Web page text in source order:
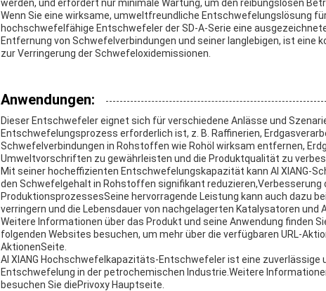
werden, und erfordert nur minimale Wartung, um den reibungslosen
Wenn Sie eine wirksame, umweltfreundliche Entschwefelungslösung
hochschwefelfähige Entschwefeler der SD-A-Serie eine
Entfernung von Schwefelverbindungen und seiner langlebigen, ist
zur Verringerung der Schwefeloxidemissionen.
Anwendungen:
Dieser Entschwefeler eignet sich für verschiedene Anlässe und
Entschwefelungsprozess erforderlich ist, z. B. Raffinerien,
Schwefelverbindungen in Rohstoffen wie Rohöl wirksam entfernen,
Umweltvorschriften zu gewährleisten und die Produktqualität zu
Mit seiner hocheffizienten Entschwefelungskapazität kann AI XIANG-
den Schwefelgehalt in Rohstoffen signifikant reduzieren,Verbesserung
ProduktionsprozessesSeine hervorragende Leistung kann auch dazu
verringern und die Lebensdauer von nachgelagerten Katalysatoren und
Weitere Informationen über das Produkt und seine Anwendung finden
folgenden Websites besuchen, um mehr über die verfügbaren URL-
AktionenSeite.
AI XIANG Hochschwefelkapazitäts-Entschwefeler ist eine zuverlässige
Entschwefelung in der petrochemischen Industrie.Weitere
besuchen Sie diePrivoxy Hauptseite